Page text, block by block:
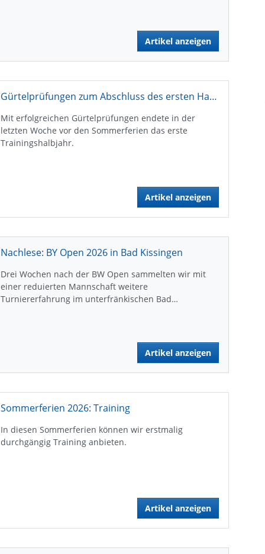
Artikel anzeigen
Gürtelprüfungen zum Abschluss des ersten Halbjahres 2026
Mit erfolgreichen Gürtelprüfungen endete in der
letzten Woche vor den Sommerferien das erste
Trainingshalbjahr.
Artikel anzeigen
Nachlese: BY Open 2026 in Bad Kissingen
Drei Wochen nach der BW Open sammelten wir mit
einer reduierten Mannschaft weitere
Turniererfahrung im unterfränkischen Bad…
Artikel anzeigen
Sommerferien 2026: Training
In diesen Sommerferien können wir erstmalig
durchgängig Training anbieten.
Artikel anzeigen